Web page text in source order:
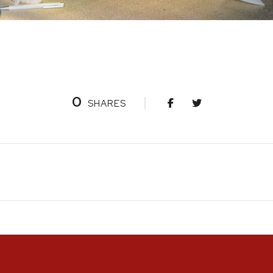
0 SHARES